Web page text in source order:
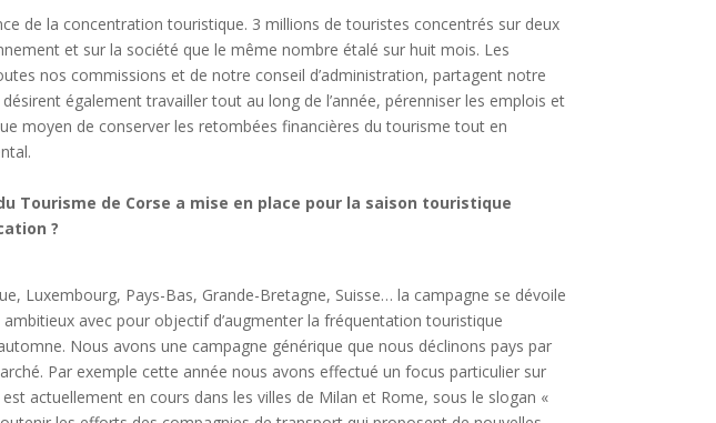
de la concentration touristique. 3 millions de touristes concentrés sur deux
et sur la société que le même nombre étalé sur huit mois. Les
nos commissions et de notre conseil d’administration, partagent notre
également travailler tout au long de l’année, pérenniser les emplois et
moyen de conserver les retombées financières du tourisme tout en
Tourisme de Corse a mise en place pour la saison touristique
?
Luxembourg, Pays-Bas, Grande-Bretagne, Suisse… la campagne se dévoile
avec pour objectif d’augmenter la fréquentation touristique
Nous avons une campagne générique que nous déclinons pays par
Par exemple cette année nous avons effectué un focus particulier sur
actuellement en cours dans les villes de Milan et Rome, sous le slogan «